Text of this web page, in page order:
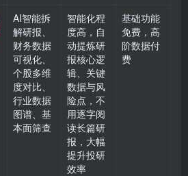
AI智能拆
解研报、
财务数据
可视化、
个股多维
度对比、
行业数据
图谱、基
本面筛查
智能化程
度高，自
动提炼研
报核心逻
辑、关键
数据与风
险点，不
用逐字阅
读长篇研
报，大幅
提升投研
效率
基础功能
免费，高
阶数据付
费